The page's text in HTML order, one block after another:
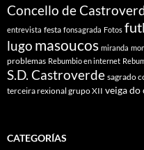
Concello de
entrevista festa fonsagrada Fotos
lugo masoucos miranda
problemas Rebumbio en internet
S.D. Castroverde sagrado
terceira rexional grupo XII veiga do
CATEGORÍAS